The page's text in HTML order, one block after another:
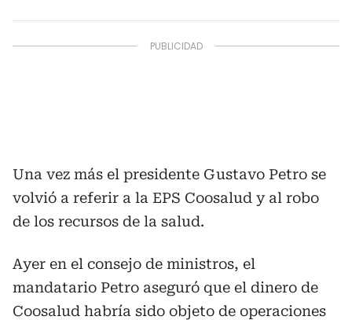
Una vez más el presidente Gustavo Petro se
volvió a referir a la EPS Coosalud y al robo
de los recursos de la salud.
Ayer en el consejo de ministros, el
mandatario Petro aseguró que el dinero de
Coosalud habría sido objeto de operaciones